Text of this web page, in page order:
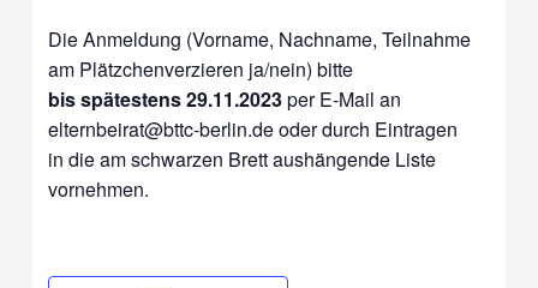
Die Anmeldung (Vorname, Nachname, Teilnahme
am Plätzchenverzieren ja/nein) bitte
bis spätestens 29.11.2023per E-Mail an
elternbeirat@bttc-berlin.de oder durch Eintragen
in die am schwarzen Brett aushängende Liste
vornehmen.